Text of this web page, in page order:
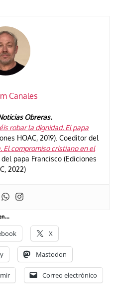
Canales
Obreras.
robar la dignidad. El papa
HOAC, 2019). Coeditor del
El compromiso cristiano en el
papa Francisco (Ediciones
2022)
X
Mastodon
Correo electrónico